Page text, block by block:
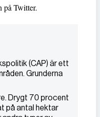
på Twitter.
(CAP) är ett
Grunderna
Drygt 70 procent
på antal hektar